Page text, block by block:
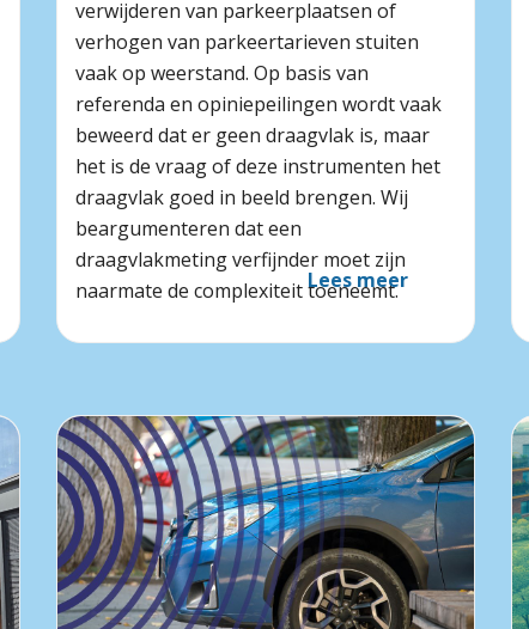
verwijderen van parkeerplaatsen of
verhogen van parkeertarieven stuiten
vaak op weerstand. Op basis van
referenda en opiniepeilingen wordt vaak
beweerd dat er geen draagvlak is, maar
het is de vraag of deze instrumenten het
draagvlak goed in beeld brengen. Wij
beargumenteren dat een
draagvlakmeting verfijnder moet zijn
naarmate de complexiteit toeneemt.
Lees meer